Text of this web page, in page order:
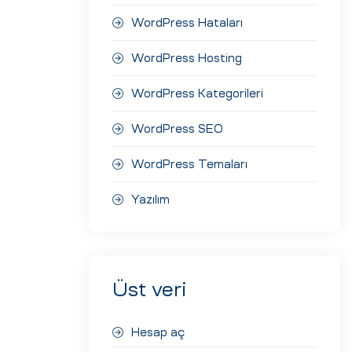
WordPress Hataları
WordPress Hosting
WordPress Kategorileri
WordPress SEO
WordPress Temaları
Yazılım
Üst veri
Hesap aç